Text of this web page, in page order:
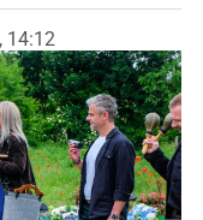
14:12